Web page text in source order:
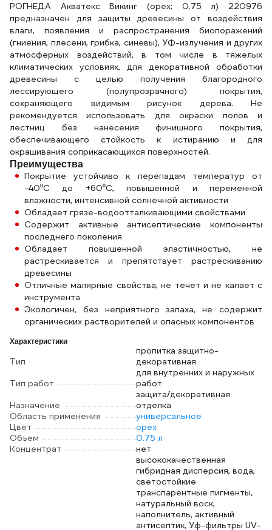
РОГНЕДА Акватекс Викинг (орех; 0.75 л) 220976
предназначен для защиты древесины от воздействия
влаги, появления и распространения биопоражений
(гниения, плесени, грибка, синевы), УФ-излучения и других
атмосферных воздействий, в том числе в тяжелых
климатических условиях, для декоративной обработки
древесины с целью получения благородного
лессирующего (полупрозрачного) покрытия,
сохраняющего видимым рисунок дерева. Не
рекомендуется использовать для окраски полов и
лестниц без нанесения финишного покрытия,
обеспечивающего стойкость к истиранию и для
окрашивания соприкасающихся поверхностей.
Преимущества
Покрытие устойчиво к перепадам температур от
-40⁰С до +60⁰С, повышенной и переменной
влажности, интенсивной солнечной активности
Обладает грязе-водоотталкивающими свойствами
Содержит активные антисептические компоненты
последнего поколения
Обладает повышенной эластичностью, не
растрескивается и препятствует растрескиванию
древесины
Отличные малярные свойства, не течет и не капает с
инструмента
Экологичен, без неприятного запаха, не содержит
органических растворителей и опасных компонентов
Характеристики
Тип
пропитка защитно-
декоративная
Тип работ
для внутренних и наружных
работ
Назначение
защита/декоративная
отделка
Область применения
универсальное
Цвет
орех
Объем
0.75 л
Концентрат
нет
высококачественная
гибридная дисперсия, вода,
светостойкие
транспарентные пигменты,
натуральный воск,
наполнитель, активный
антисептик, Уф-фильтры UV-